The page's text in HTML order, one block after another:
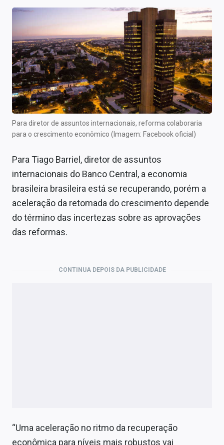
Cotações
Comprar ou vender?
Carteiras Recomendadas
Central de Dividendos
Central de Fundos Imobiliários
Central dos IPOs
Renda Fixa
Finanças Pessoais
Economia
Sobre
Para diretor de assuntos internacionais, reforma colaboraria
para o crescimento econômico (Imagem: Facebook oficial)
Para Tiago Barriel, diretor de assuntos
internacionais do Banco Central, a economia
brasileira brasileira está se recuperando, porém a
aceleração da retomada do crescimento depende
do término das incertezas sobre as aprovações
das reformas.
CONTINUA DEPOIS DA PUBLICIDADE
“Uma aceleração no ritmo da recuperação
econômica para níveis mais robustos vai